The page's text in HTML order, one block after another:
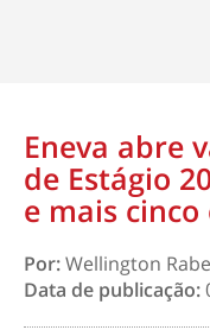
Eneva abre
de Estágio
e mais cinco
Por:Wellington
Data de publicação: